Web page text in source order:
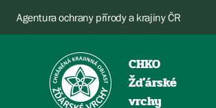
Agentura ochrany přírody a krajiny ČR
CHKO
Žďárské
vrchy